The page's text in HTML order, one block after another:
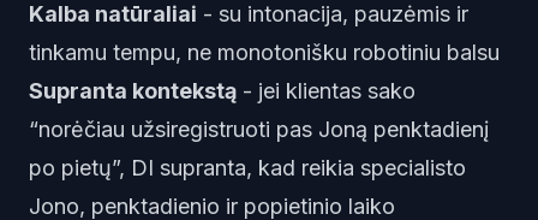
Kalba natūraliai - su intonacija, pauzėmis ir
tinkamu tempu, ne monotonišku robotiniu balsu
Supranta kontekstą - jei klientas sako
“norėčiau užsiregistruoti pas Joną penktadienį
po pietų”, DI supranta, kad reikia specialisto
Jono, penktadienio ir popietinio laiko